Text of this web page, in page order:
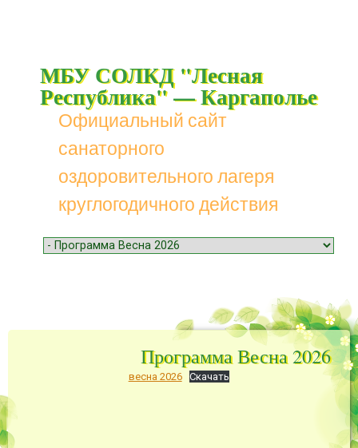
МБУ СОЛКД "Лесная
Республика" — Каргаполье
Официальный сайт
санаторного
оздоровительного лагеря
круглогодичного действия
Menu
Skip to content
Программа Весна 2026
весна 2026 Скачать